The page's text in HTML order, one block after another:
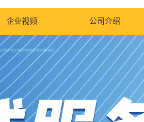
企业视频 公司介绍